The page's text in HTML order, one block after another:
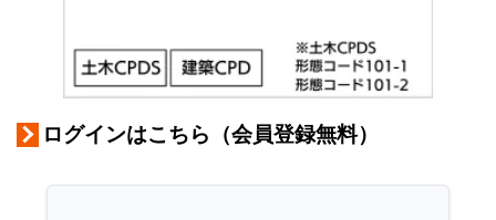
ログインはこちら（会員登録無料）